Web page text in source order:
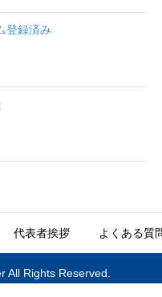
登録済み
代表者挨拶 よくある質
All Rights Reserved.

お問い合わせ